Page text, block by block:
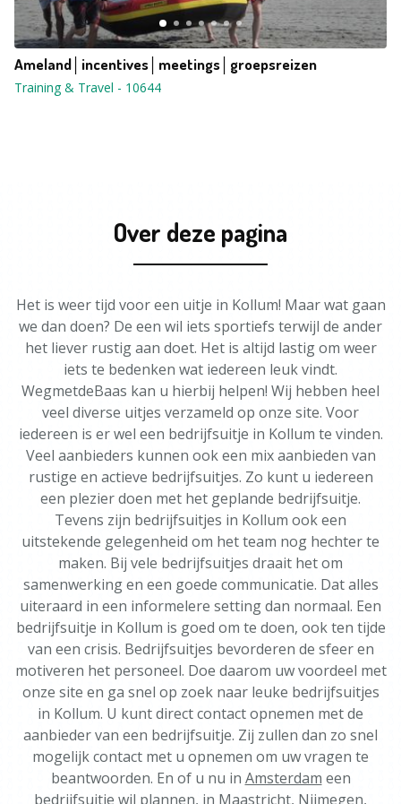
Ameland│incentives│meetings│groepsreizen
Training & Travel - 10644
Over deze pagina
Het is weer tijd voor een uitje in Kollum! Maar wat gaan
we dan doen? De een wil iets sportiefs terwijl de ander
het liever rustig aan doet. Het is altijd lastig om weer
iets te bedenken wat iedereen leuk vindt.
WegmetdeBaas kan u hierbij helpen! Wij hebben heel
veel diverse uitjes verzameld op onze site. Voor
iedereen is er wel een bedrijfsuitje in Kollum te vinden.
Veel aanbieders kunnen ook een mix aanbieden van
rustige en actieve bedrijfsuitjes. Zo kunt u iedereen
een plezier doen met het geplande bedrijfsuitje.
Tevens zijn bedrijfsuitjes in Kollum ook een
uitstekende gelegenheid om het team nog hechter te
maken. Bij vele bedrijfsuitjes draait het om
samenwerking en een goede communicatie. Dat alles
uiteraard in een informelere setting dan normaal. Een
bedrijfsuitje in Kollum is goed om te doen, ook ten tijde
van een crisis. Bedrijfsuitjes bevorderen de sfeer en
motiveren het personeel. Doe daarom uw voordeel met
onze site en ga snel op zoek naar leuke bedrijfsuitjes
in Kollum. U kunt direct contact opnemen met de
aanbieder van een bedrijfsuitje. Zij zullen dan zo snel
mogelijk contact met u opnemen om uw vragen te
beantwoorden. En of u nu in Amsterdam een
bedrijfsuitje wil plannen, in Maastricht, Nijmegen,